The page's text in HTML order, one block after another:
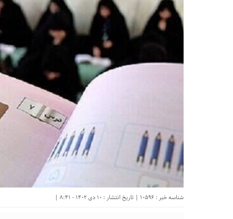
شناسه خبر : 10596 | تاریخ انتشار : 10 دی 1402 - 8:41 |